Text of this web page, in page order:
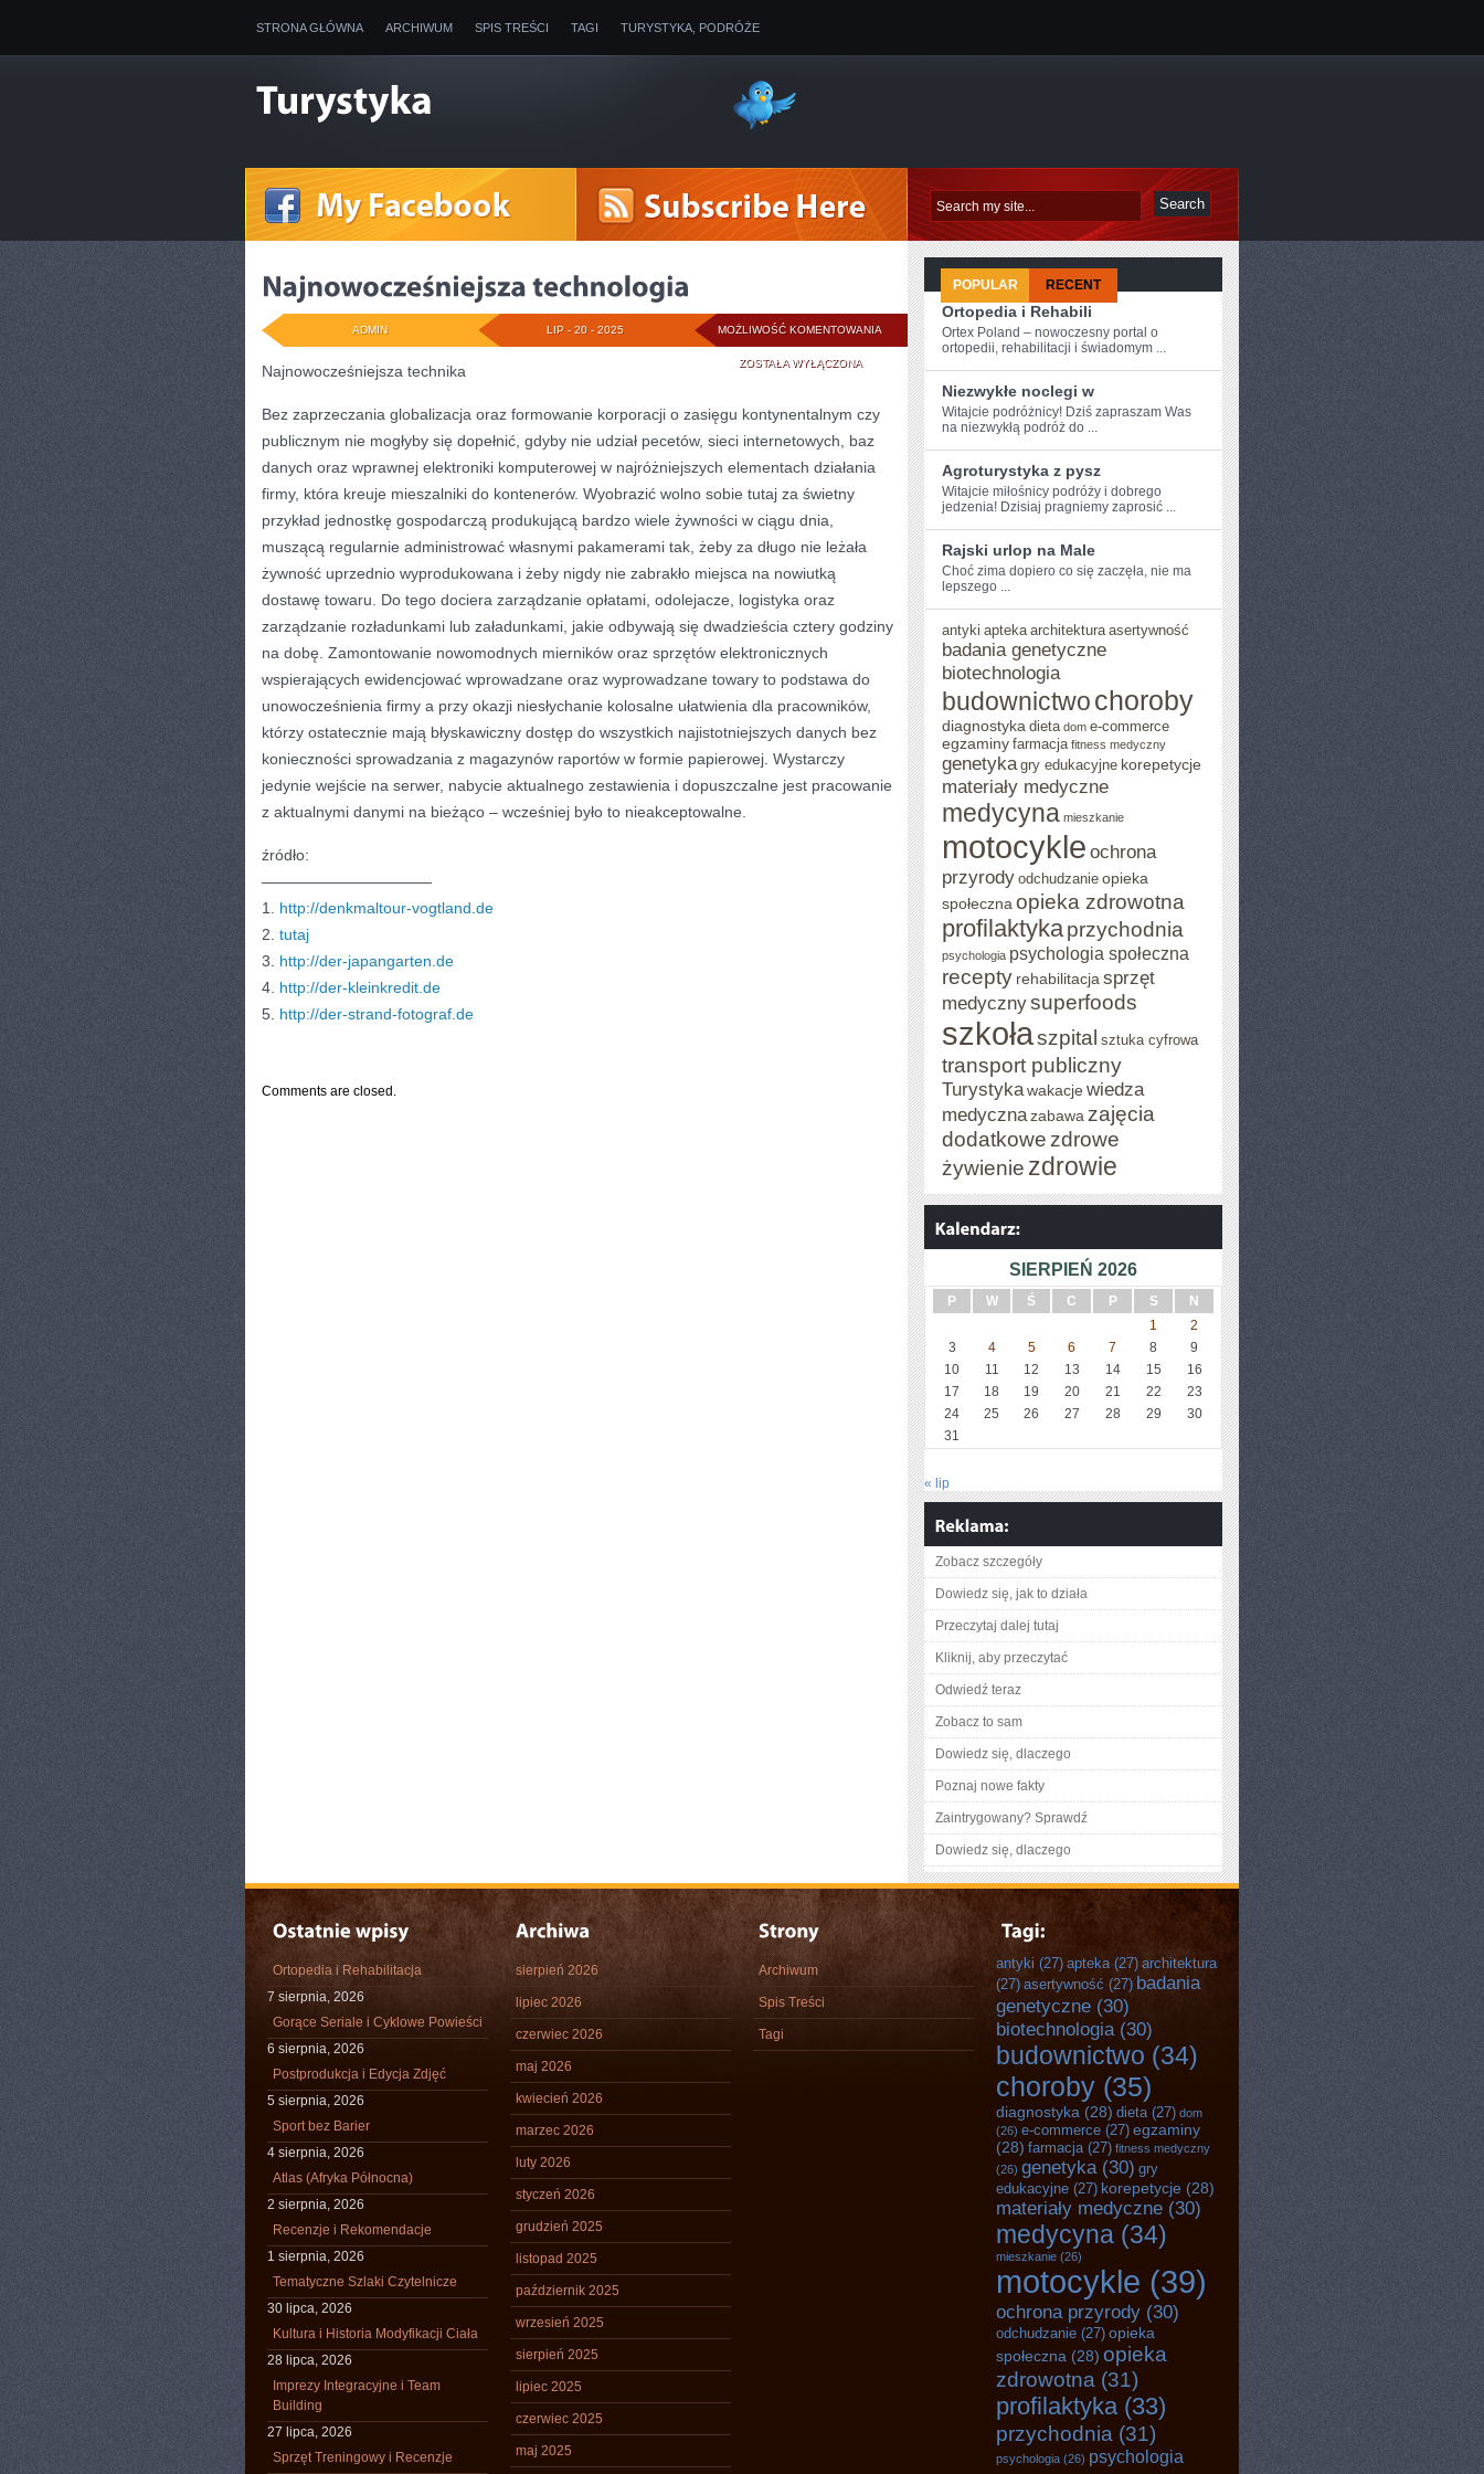
STRONA GŁÓWNA ARCHIWUM SPIS TREŚCI TAGI TURYSTYKA, PODRÓŻE
MOŻLIWOŚĆ KOMENTOWANIA NAJNOWOCZEŚNIEJSZA
TECHNOLOGIA
ZOSTAŁA WYŁĄCZONA
LIP - 20 - 2025
ADMIN
Najnowocześniejsza technika
Bez zaprzeczania globalizacja oraz formowanie korporacji o zasięgu kontynentalnym czy
publicznym nie mogłyby się dopełnić, gdyby nie udział pecetów, sieci internetowych, baz
danych oraz wprawnej elektroniki komputerowej w najróżniejszych elementach działania
firmy, która kreuje mieszalniki do kontenerów. Wyobrazić wolno sobie tutaj za świetny
przykład jednostkę gospodarczą produkującą bardzo wiele żywności w ciągu dnia,
muszącą regularnie administrować własnymi pakamerami tak, żeby za długo nie leżała
żywność uprzednio wyprodukowana i żeby nigdy nie zabrakło miejsca na nowiutką
dostawę towaru. Do tego dociera zarządzanie opłatami, odolejacze, logistyka oraz
zarządzanie rozładunkami lub załadunkami, jakie odbywają się dwadzieścia cztery godziny
na dobę. Zamontowanie nowomodnych mierników oraz sprzętów elektronicznych
wspierających ewidencjować wprowadzane oraz wyprowadzane towary to podstawa do
unowocześnienia firmy a przy okazji niesłychanie kolosalne ułatwienia dla pracowników,
którzy ostatecznie mają błyskawiczny dostęp do wszystkich najistotniejszych danych bez
konieczności sprowadzania z magazynów raportów w formie papierowej. Wystarczy
jedynie wejście na serwer, nabycie aktualnego zestawienia i dopuszczalne jest pracowanie
z aktualnymi danymi na bieżąco – wcześniej było to nieakceptowalne.
źródło:
———————————
1. http://denkmaltour-vogtland.de
2. tutaj
3. http://der-japangarten.de
4. http://der-kleinkredit.de
5. http://der-strand-fotograf.de
Comments are closed.
POPULAR RECENT
Ortopedia i Rehabili
Ortex Poland – nowoczesny portal o
ortopedii, rehabilitacji i świadomym ...
Niezwykłe noclegi w
Witajcie podróżnicy! Dziś zapraszam Was
na niezwykłą podróż do ...
Agroturystyka z pysz
Witajcie ⁤miłośnicy podróży i dobrego
jedzenia! Dzisiaj pragniemy zaprosić ...
Rajski urlop na Male
Choć zima dopiero co się zaczęła, nie ma
lepszego ...
antyki apteka architektura asertywność
badania genetyczne
biotechnologia
budownictwochoroby
diagnostyka dieta dom e-commerce
egzaminy farmacja fitness medyczny
genetyka gry edukacyjne korepetycje
materiały medyczne
medycyna mieszkanie
motocykle ochrona
przyrody odchudzanie opieka
społeczna opieka zdrowotna
profilaktykaprzychodnia
psychologia psychologia społeczna
recepty rehabilitacja sprzęt
medycznysuperfoods
szkołaszpital sztuka cyfrowa
transport publiczny
Turystykawakacjewiedza
medycznazabawa zajęcia
dodatkowe zdrowe
żywienie zdrowie
SIERPIEŃ 2026
P W Ś C P S
N
1
2
3
4 5 6 7 8
9
10
11 12 13 14 15
16
17
18 19 20 21 22
23
24
25 26 27 28 29
30
31
« lip
Zobacz szczegóły
Dowiedz się, jak to działa
Przeczytaj dalej tutaj
Kliknij, aby przeczytać
Odwiedź teraz
Zobacz to sam
Dowiedz się, dlaczego
Poznaj nowe fakty
Zaintrygowany? Sprawdź
Dowiedz się, dlaczego
Ortopedia i Rehabilitacja
7 sierpnia, 2026
Gorące Seriale i Cyklowe Powieści
6 sierpnia, 2026
Postprodukcja i Edycja Zdjęć
5 sierpnia, 2026
Sport bez Barier
4 sierpnia, 2026
Atlas (Afryka Północna)
2 sierpnia, 2026
Recenzje i Rekomendacje
1 sierpnia, 2026
Tematyczne Szlaki Czytelnicze
30 lipca, 2026
Kultura i Historia Modyfikacji Ciała
28 lipca, 2026
Imprezy Integracyjne i Team
Building
27 lipca, 2026
Sprzęt Treningowy i Recenzje
sierpień 2026
lipiec 2026
czerwiec 2026
maj 2026
kwiecień 2026
marzec 2026
luty 2026
styczeń 2026
grudzień 2025
listopad 2025
październik 2025
wrzesień 2025
sierpień 2025
lipiec 2025
czerwiec 2025
maj 2025
Archiwum
Spis Treści
Tagi
antyki (27) apteka(27) architektura
(27) asertywność (27) badania
genetyczne (30)
biotechnologia(30)
budownictwo (34)
choroby (35)
diagnostyka (28) dieta(27) dom
(26) e-commerce (27) egzaminy
(28) farmacja(27) fitness medyczny
(26) genetyka(30) gry
edukacyjne (27) korepetycje (28)
materiały medyczne (30)
medycyna (34)
mieszkanie (26)
motocykle (39)
ochrona przyrody (30)
odchudzanie (27) opieka
społeczna (28) opieka
zdrowotna (31)
profilaktyka(33)
przychodnia (31)
psychologia (26) psychologia